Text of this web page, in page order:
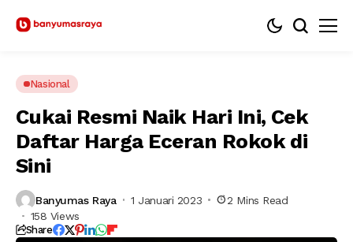
Nasional
Cukai Resmi Naik Hari Ini, Cek
Daftar Harga Eceran Rokok di
Sini
Banyumas Raya 1 Januari 2023
2 Mins Read
158 Views
Share